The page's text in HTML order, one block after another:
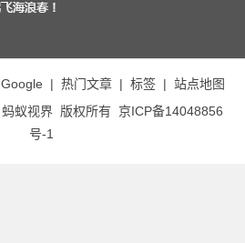
Google | 热门文章| 标签| 站点地图
蚂蚁视界版权所有 京ICP备14048856
号-1